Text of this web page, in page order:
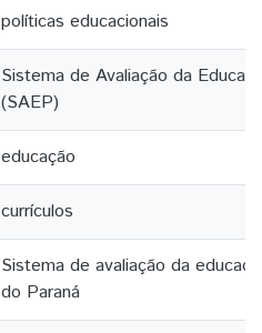
políticas educacionais
Sistema de Avaliação da
(SAEP)
educação
currículos
Sistema de avaliação da
do Paraná